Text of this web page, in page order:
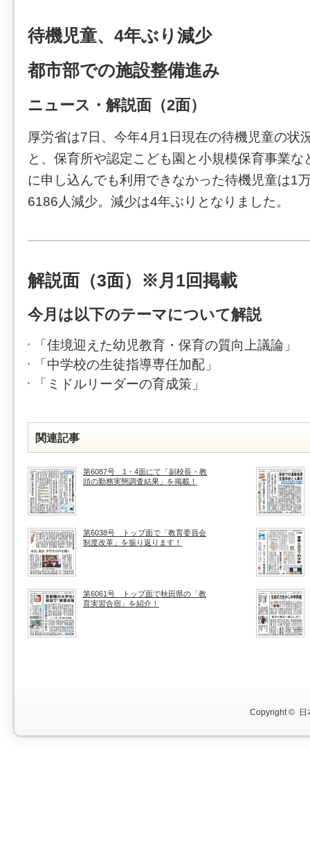
待機児童、4年ぶり減少
都市部での施設整備進み
ニュース・解説面（2面）
厚労省は7日、今年4月1日現在の待機児童の状
と、保育所や認定こども園と小規模保育事業な
に申し込んでも利用できなかった待機児童は1
6186人減少。減少は4年ぶりとなりました。
解説面（3面）※月1回掲載
今月は以下のテーマについて解説
「佳境迎えた幼児教育・保育の質向上議論」
「中学校の生徒指導専任加配」
「ミドルリーダーの育成策」
関連記事
第6087号 1・4面にて「副校長・教
頭の勤務実態調査結果」を掲載！
第6038号 トップ面で「教育委員会
制度改革」を振り返ります！
第6061号 トップ面で秋田県の「教
育実習合宿」を紹介！
Copyright © 日